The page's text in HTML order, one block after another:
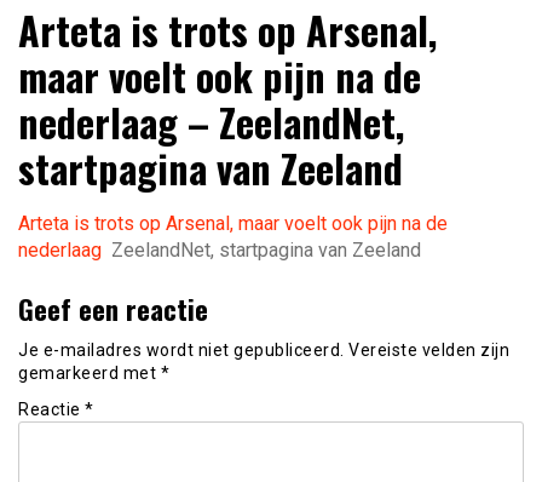
Arteta is trots op Arsenal,
maar voelt ook pijn na de
nederlaag – ZeelandNet,
startpagina van Zeeland
Arteta is trots op Arsenal, maar voelt ook pijn na de
nederlaag ZeelandNet, startpagina van Zeeland
Geef een reactie
Je e-mailadres wordt niet gepubliceerd. Vereiste velden zijn
gemarkeerd met *
Reactie *